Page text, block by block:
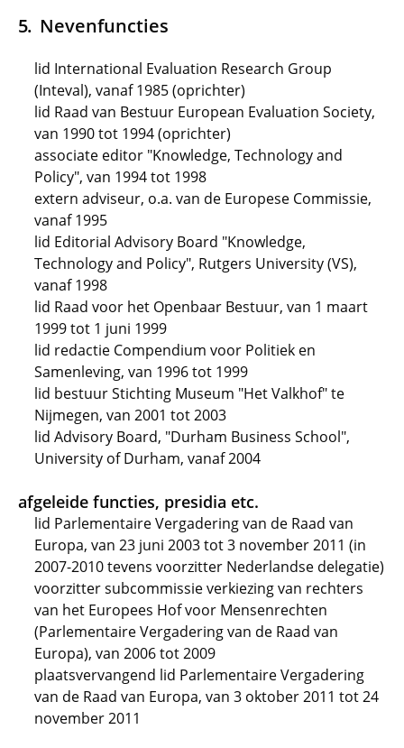
Nevenfuncties
lid International Evaluation Research Group
(Inteval), vanaf 1985 (oprichter)
lid Raad van Bestuur European Evaluation Society,
van 1990 tot 1994 (oprichter)
associate editor "Knowledge, Technology and
Policy", van 1994 tot 1998
extern adviseur, o.a. van de Europese Commissie,
vanaf 1995
lid Editorial Advisory Board "Knowledge,
Technology and Policy", Rutgers University (VS),
vanaf 1998
lid Raad voor het Openbaar Bestuur, van 1 maart
1999 tot 1 juni 1999
lid redactie Compendium voor Politiek en
Samenleving, van 1996 tot 1999
lid bestuur Stichting Museum "Het Valkhof" te
Nijmegen, van 2001 tot 2003
lid Advisory Board, "Durham Business School",
University of Durham, vanaf 2004
afgeleide functies, presidia etc.
lid Parlementaire Vergadering van de Raad van
Europa, van 23 juni 2003 tot 3 november 2011 (in
2007-2010 tevens voorzitter Nederlandse delegatie)
voorzitter subcommissie verkiezing van rechters
van het Europees Hof voor Mensenrechten
(Parlementaire Vergadering van de Raad van
Europa), van 2006 tot 2009
plaatsvervangend lid Parlementaire Vergadering
van de Raad van Europa, van 3 oktober 2011 tot 24
november 2011